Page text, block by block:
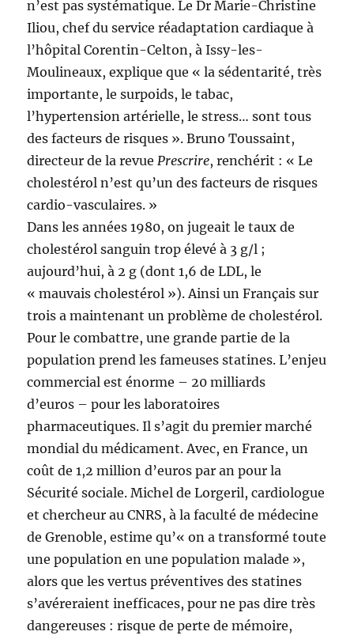
n’est pas systématique. Le Dr Marie-Christine
Iliou, chef du service réadaptation cardiaque à
l’hôpital Corentin-Celton, à Issy-les-
Moulineaux, explique que « la sédentarité, très
importante, le surpoids, le tabac,
l’hypertension artérielle, le stress… sont tous
des facteurs de risques ». Bruno Toussaint,
directeur de la revuePrescrire, renchérit : « Le
cholestérol n’est qu’un des facteurs de risques
cardio-vasculaires. »
Dans les années 1980, on jugeait le taux de
cholestérol sanguin trop élevé à 3 g/l ;
aujourd’hui, à 2 g (dont 1,6 de LDL, le
« mauvais cholestérol »). Ainsi un Français sur
trois a maintenant un problème de cholestérol.
Pour le combattre, une grande partie de la
population prend les fameuses statines. L’enjeu
commercial est énorme – 20 milliards
d’euros – pour les laboratoires
pharmaceutiques. Il s’agit du premier marché
mondial du médicament. Avec, en France, un
coût de 1,2 million d’euros par an pour la
Sécurité sociale. Michel de Lorgeril, cardiologue
et chercheur au CNRS, à la faculté de médecine
de Grenoble, estime qu’« on a transformé toute
une population en une population malade »,
alors que les vertus préventives des statines
s’avéreraient inefficaces, pour ne pas dire très
dangereuses : risque de perte de mémoire,